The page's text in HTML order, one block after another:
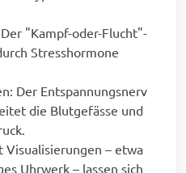
"Kampf-oder-Flucht"-
Stresshormone
Der Entspannungsnerv
die Blutgefässe und
– etwa
Uhrwerk – lassen sich